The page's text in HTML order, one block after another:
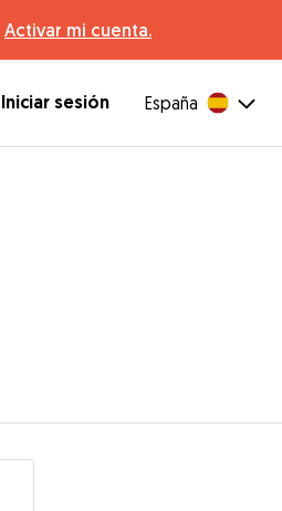
Activar mi cuenta.
Iniciar sesión España